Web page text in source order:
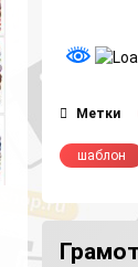
Метки
шаблон